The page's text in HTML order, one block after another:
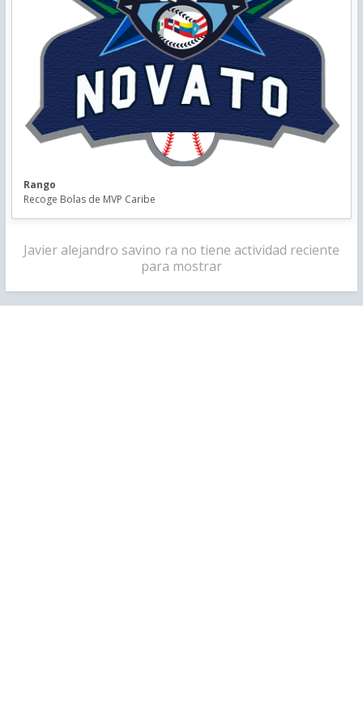
Rango
Recoge Bolas de MVP Caribe
Javier alejandro savino ra no tiene actividad reciente
para mostrar